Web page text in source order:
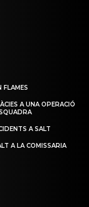
A UNA OPERACIÓ
A SALT
A LA COMISSARIA